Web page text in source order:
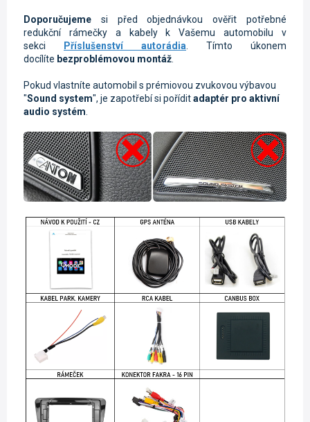
Doporučujeme
si před objednávkou ověřit potřebné
redukční rámečky a kabely k Vašemu automobilu v
sekci
Příslušenství autorádia. Tímto úkonem
docílíte bezproblémovou montáž.
Pokud vlastníte automobil s prémiovou zvukovou výbavou
"Sound system", je zapotřebí si poříditadaptér pro aktivní
audio systém.